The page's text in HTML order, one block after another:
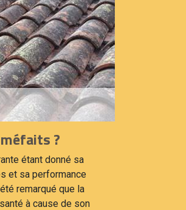
?
étant donné sa
et sa performance
remarqué que la
à cause de son